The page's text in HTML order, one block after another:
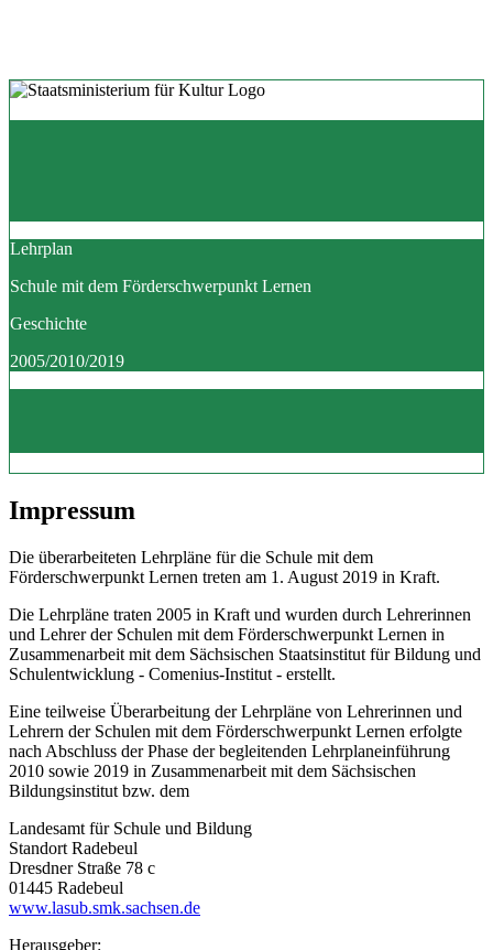
Lehrplan
Schule mit dem Förderschwerpunkt Lernen
Geschichte
2005/2010/2019
Impressum
Die überarbeiteten Lehrpläne für die Schule mit dem
Förderschwerpunkt Lernen treten am 1. August 2019 in Kraft.
Die Lehrpläne traten 2005 in Kraft und wurden durch Lehrerinnen
und Lehrer der Schulen mit dem Förderschwerpunkt Lernen in
Zusammenarbeit mit dem Sächsischen Staatsinstitut für Bildung und
Schulentwicklung - Comenius-Institut - erstellt.
Eine teilweise Überarbeitung der Lehrpläne von Lehrerinnen und
Lehrern der Schulen mit dem Förderschwerpunkt Lernen erfolgte
nach Abschluss der Phase der begleitenden Lehrplaneinführung
2010 sowie 2019 in Zusammenarbeit mit dem Sächsischen
Bildungsinstitut bzw. dem
Landesamt für Schule und Bildung
Standort Radebeul
Dresdner Straße 78 c
01445 Radebeul
www.lasub.smk.sachsen.de
Herausgeber: